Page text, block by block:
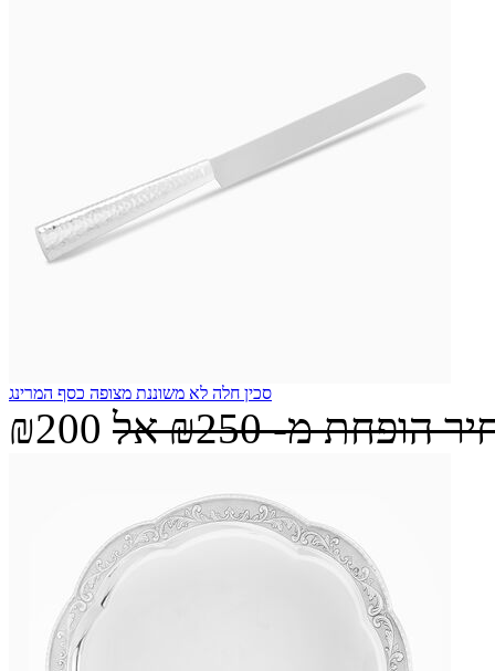
סכין חלה לא משוננת מצופה כסף המרינג
₪200 הופחת מ-₪250 אל